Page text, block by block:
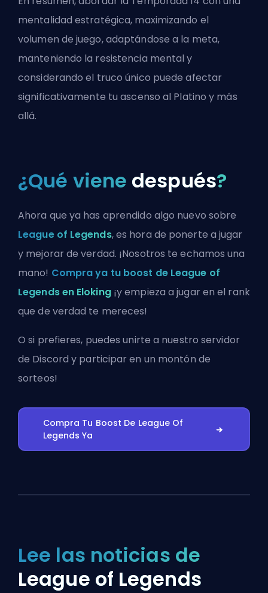
mentalidad estratégica, maximizando el
volumen de juego, adaptándose a la meta,
manteniendo la resistencia mental y
considerando el truco único puede afectar
significativamente tu ascenso al Platino y más
allá.
¿Qué viene después?
Ahora que ya has aprendido algo nuevo sobre
League of Legends, es hora de ponerte a jugar
y mejorar de verdad. ¡Nosotros te echamos una
mano! Compra ya tu boost de League of
Legends en Eloking¡y empieza a jugar en el rank
que de verdad te mereces!
O si prefieres, puedesunirte a nuestro servidor
de Discord y participar en un montón de
sorteos!
Compra Tu Boost De League Of
Legends Ya
Lee las noticias de
League of Legends